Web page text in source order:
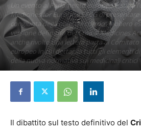
Un evento al Parlamento europeo è stata
Medicines for Europe e EFCG di
congiunta degli obiettivi che dovrebbero
versione definitiva del Critical Medicines
anche rivolto una lettera parta al Comitato
europeo in cui dettaglia tutti gli elementi
della nuova normativa sui medicinali critici
Il dibattito sul testo definitivo del